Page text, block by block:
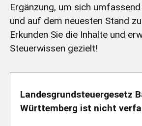
Ergänzung, um sich
und auf dem neuesten Stand
Erkunden Sie die Inhalte und
Steuerwissen gezielt!
Landesgrundsteuergesetz
Württemberg ist nicht